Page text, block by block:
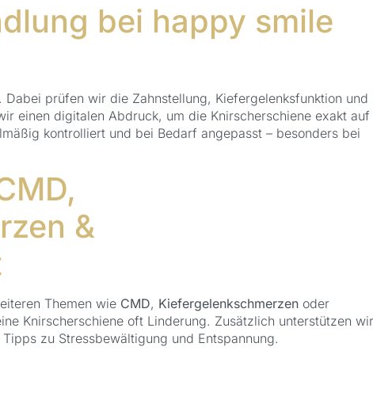
bei happy smile
prüfen wir die Zahnstellung, Kiefergelenksfunktion und
einen digitalen Abdruck, um die Knirscherschiene exakt auf
kontrolliert und bei Bedarf angepasst – besonders bei
&
Themen wie CMD, Kiefergelenkschmerzen oder
Knirscherschiene oft Linderung. Zusätzlich unterstützen wir
zu Stressbewältigung und Entspannung.